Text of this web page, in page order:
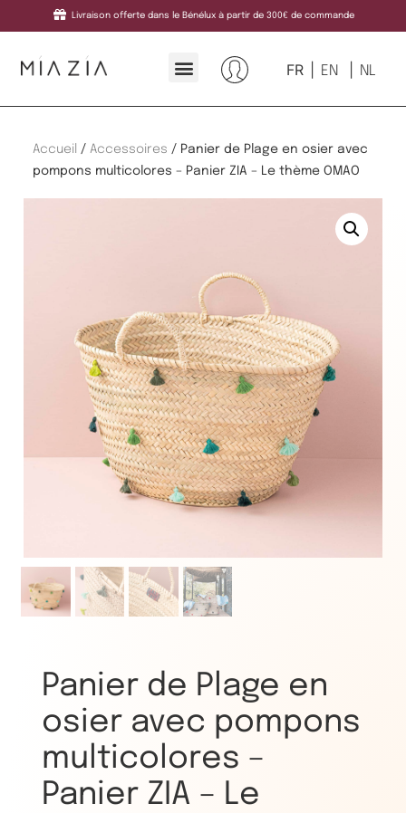
Livraison offerte dans le Bénélux à partir de 300€ de commande
FR EN NL
Accueil / Accessoires / Panier de Plage en osier avec
pompons multicolores – Panier ZIA – Le thème OMAO
Panier de Plage en
osier avec pompons
multicolores –
Panier ZIA – Le